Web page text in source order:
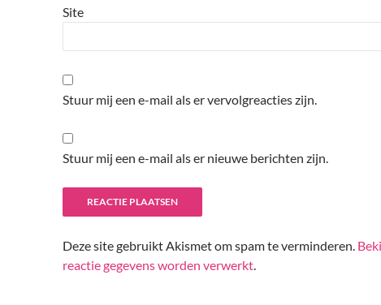
Site
Stuur mij een e-mail als er vervolgreacties zijn.
Stuur mij een e-mail als er nieuwe berichten zijn.
Deze site gebruikt Akismet om spam te verminderen.
reactie gegevens worden verwerkt.